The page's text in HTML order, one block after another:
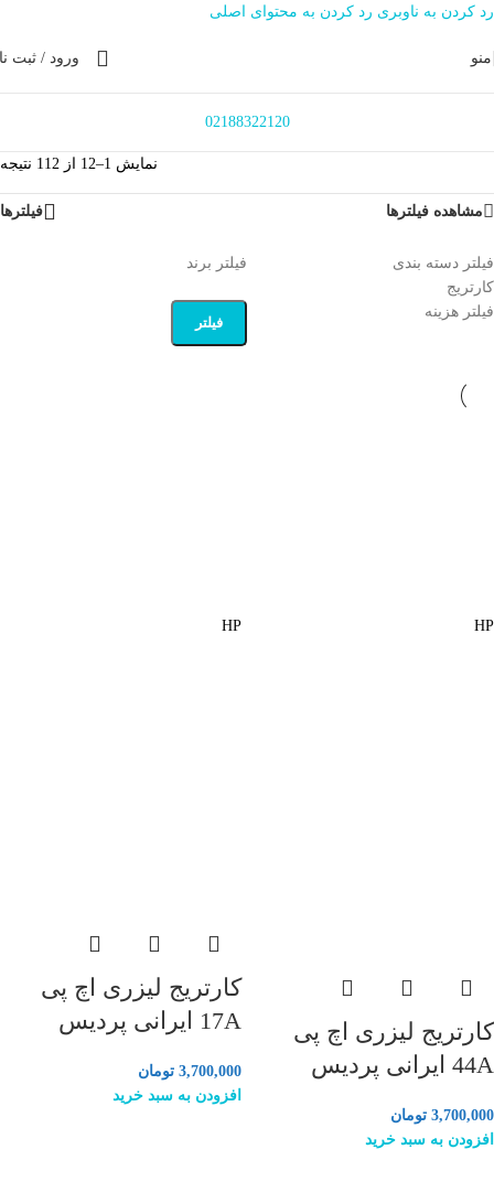
رد کردن به ناوبری رد کردن به محتوای اصلی
منو ورود / ثبت
02188322120
نمایش 1–12 از 112 نتیجه
مشاهده فیلترها فیلترها
فیلتر دسته بندی
کارتریج
فیلتر برند
فیلتر هزینه
فیلتر
HP
کارتریج لیزری اچ پی
44A ایرانی پردیس
3,700,000 تومان
افزودن به سبد خرید
HP
کارتریج لیزری اچ پی
17A ایرانی پردیس
3,700,000 تومان
افزودن به سبد خرید